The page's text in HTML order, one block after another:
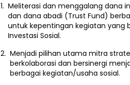
1. Meliterasi dan menggalang dana
dan dana abadi (Trust Fund)
untuk kepentingan kegiatan yang
Investasi Sosial.
2. Menjadi pilihan utama mitra
berkolaborasi dan bersinergi
berbagai kegiatan/usaha sosial.